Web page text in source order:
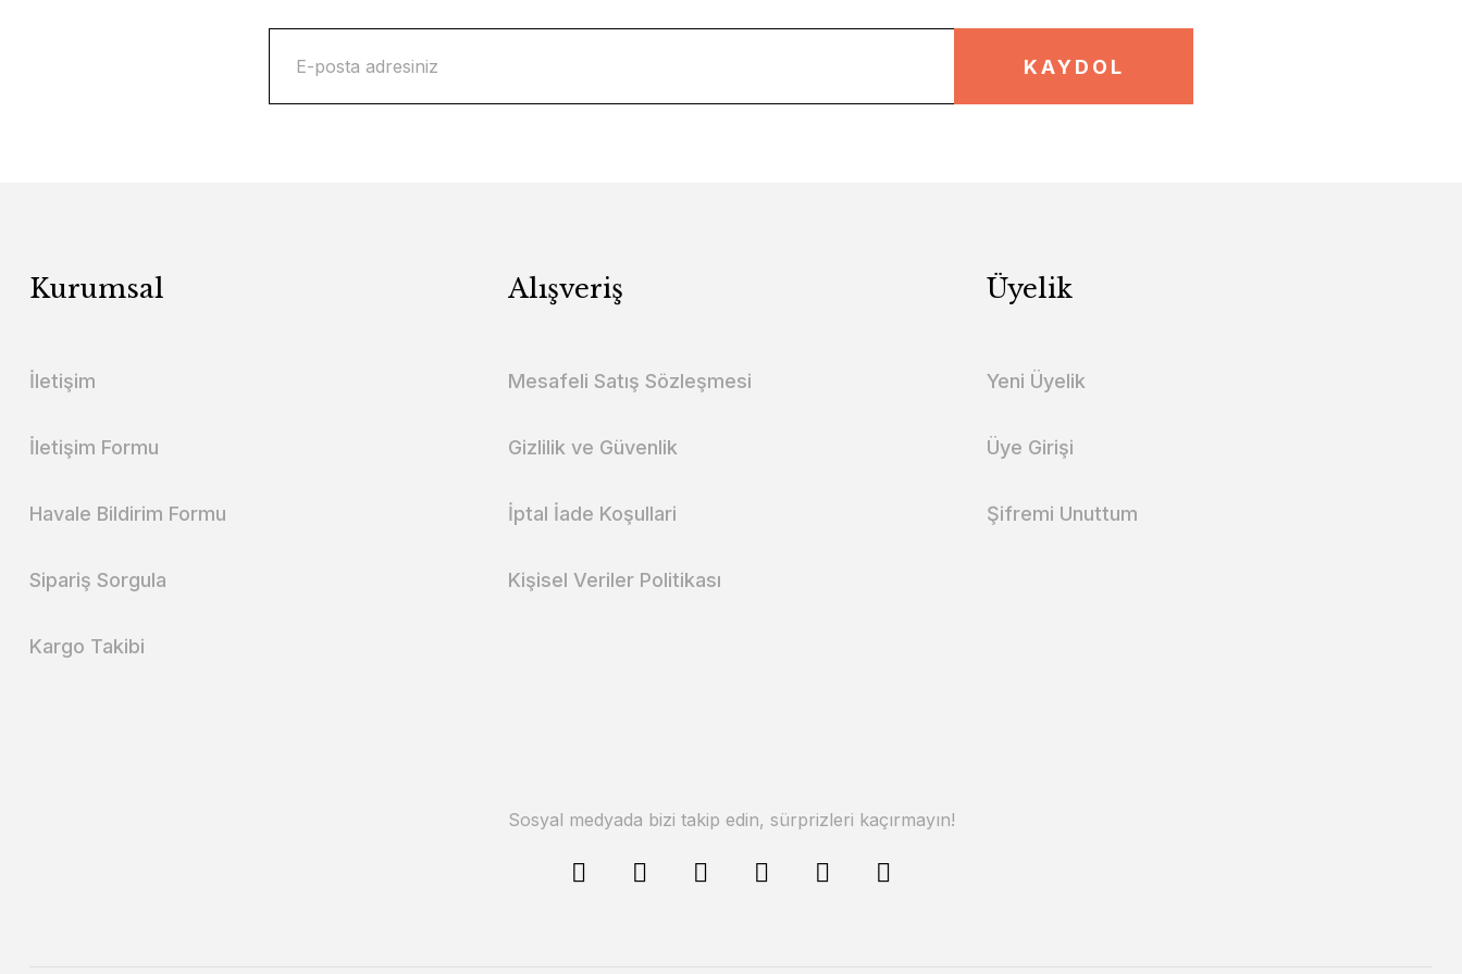
KAYDOL
Kurumsal
İletişim
İletişim Formu
Havale Bildirim Formu
Sipariş Sorgula
Kargo Takibi
Alışveriş
Mesafeli Satış Sözleşmesi
Gizlilik ve Güvenlik
İptal İade Koşullari
Kişisel Veriler Politikası
Üyelik
Yeni Üyelik
Üye Girişi
Şifremi Unuttum
Sosyal medyada bizi takip edin, sürprizleri kaçırmayın!